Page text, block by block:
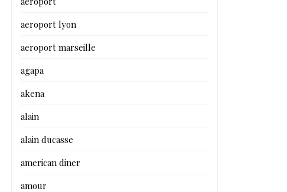
aeroport lyon
aeroport marseille
agapa
akena
alain
alain ducasse
american diner
amour